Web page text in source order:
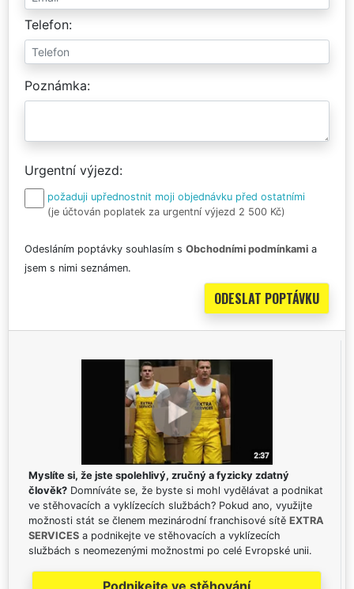
Telefon
Poznámka
Urgentní výjezd
požaduji upřednostnit moji objednávku před ostatními
(je účtován poplatek za urgentní výjezd 2 500 Kč)
Odesláním poptávky souhlasím s Obchodními podmínkami a
jsem s nimi seznámen.
Myslíte si, že jste spolehlivý, zručný a fyzicky zdatný
člověk? Domníváte se, že byste si mohl vydělávat a podnikat
ve stěhovacích a vyklízecích službách? Pokud ano, využijte
možnosti stát se členem mezinárodní franchisové sítě EXTRA
SERVICES a podnikejte ve stěhovacích a vyklízecích
službách s neomezenými možnostmi po celé Evropské unii.